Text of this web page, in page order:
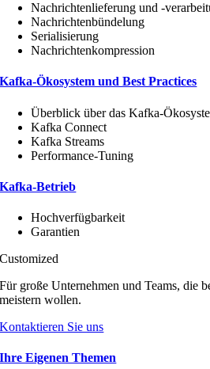
Nachrichtenlieferung und -
Nachrichtenbündelung
Serialisierung
Nachrichtenkompression
Kafka-Ökosystem und Best Practices
Überblick über das Kafka-
Kafka Connect
Kafka Streams
Performance-Tuning
Kafka-Betrieb
Hochverfügbarkeit
Garantien
Customized
Für große Unternehmen und Teams, die
meistern wollen.
Kontaktieren Sie uns
Ihre Eigenen Themen